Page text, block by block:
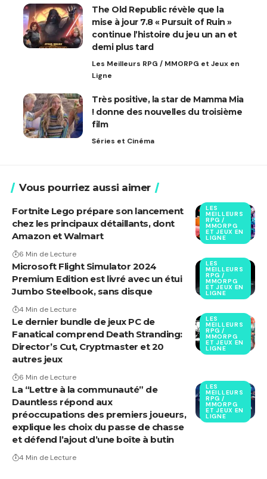
The Old Republic révèle que la
mise à jour 7.8 « Pursuit of Ruin »
continue l’histoire du jeu un an et
demi plus tard
Les Meilleurs RPG / MMORPG et Jeux en
Ligne
Très positive, la star de Mamma Mia
! donne des nouvelles du troisième
film
Séries et Cinéma
Vous pourriez aussi aimer
LES
MEILLEURS
RPG /
MMORPG
ET JEUX EN
LIGNE
Fortnite Lego prépare son lancement
chez les principaux détaillants, dont
Amazon et Walmart
6 Min de Lecture
LES
MEILLEURS
RPG /
MMORPG
ET JEUX EN
LIGNE
Microsoft Flight Simulator 2024
Premium Edition est livré avec un étui
Jumbo Steelbook, sans disque
4 Min de Lecture
LES
MEILLEURS
RPG /
MMORPG
ET JEUX EN
LIGNE
Le dernier bundle de jeux PC de
Fanatical comprend Death Stranding:
Director’s Cut, Cryptmaster et 20
autres jeux
6 Min de Lecture
LES
MEILLEURS
RPG /
MMORPG
ET JEUX EN
LIGNE
La “Lettre à la communauté” de
Dauntless répond aux
préoccupations des premiers joueurs,
explique les choix du passe de chasse
et défend l’ajout d’une boîte à butin
4 Min de Lecture